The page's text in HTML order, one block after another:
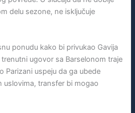
delu sezone, ne isključuje
ponudu kako bi privukao Gavija
ugovor sa Barselonom traje
Parizani uspeju da ga ubede
uslovima, transfer bi mogao